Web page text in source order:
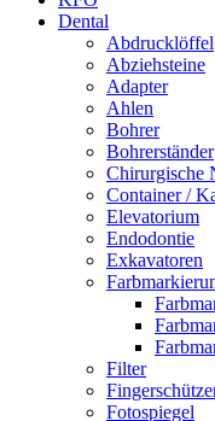
Dental
Abdrucklöffel
Abziehsteine
Adapter
Ahlen
Bohrer
Bohrerständer
Chirurgische
Container /
Elevatorium
Endodontie
Exkavatoren
Filter
Fotospiegel